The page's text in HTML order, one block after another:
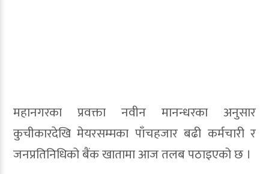
महानगरका प्रवक्ता नवीन मानन्धरका अनुसार
कुचीकारदेखि मेयरसम्मका पाँचहजार बढी कर्मचारी र
जनप्रतिनिधिको बैंक खातामा आज तलब पठाइएको छ ।